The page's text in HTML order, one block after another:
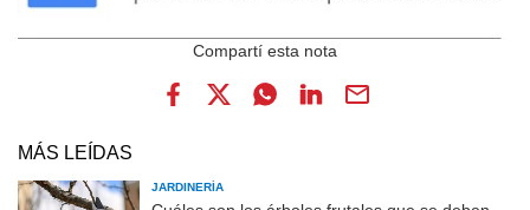
MÁS LEÍDAS
JARDINERÍA